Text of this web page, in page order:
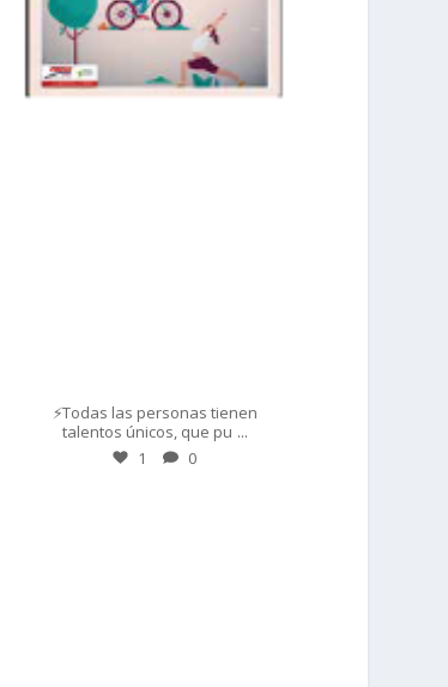
⚡Todas las personas tienen
talentos únicos, que pu ...
1 0